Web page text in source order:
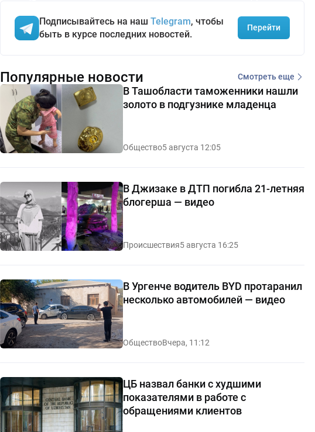
Подписывайтесь на наш Telegram, чтобы
быть в курсе последних новостей.
Перейти
Популярные новости Смотреть еще
В Ташобласти таможенники нашли
золото в подгузнике младенца
Общество5 августа 12:05
В Джизаке в ДТП погибла 21-летняя
блогерша — видео
Происшествия5 августа 16:25
В Ургенче водитель BYD протаранил
несколько автомобилей — видео
ОбществоВчера, 11:12
ЦБ назвал банки с худшими
показателями в работе с
обращениями клиентов